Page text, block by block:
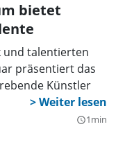
bietet
und talentierten
präsentiert das
Künstler
query_builder1min